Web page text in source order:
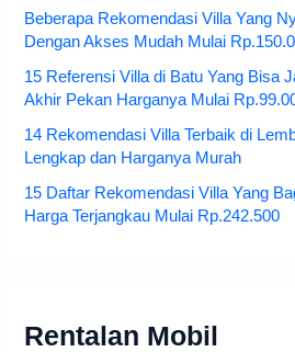
Beberapa Rekomendasi Villa Yang
Dengan Akses Mudah Mulai
15 Referensi Villa di Batu Yang Bisa
Akhir Pekan Harganya Mulai
14 Rekomendasi Villa Terbaik di
Lengkap dan Harganya Murah
15 Daftar Rekomendasi Villa Yang
Harga Terjangkau Mulai Rp.242.500
Rentalan Mobil